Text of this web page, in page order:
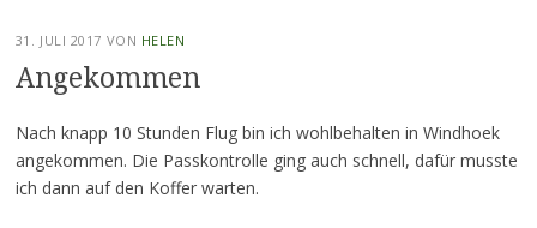
31. JULI 2017 VON HELEN
Angekommen
Nach knapp 10 Stunden Flug bin ich wohlbehalten in Windhoek
angekommen. Die Passkontrolle ging auch schnell, dafür musste
ich dann auf den Koffer warten.